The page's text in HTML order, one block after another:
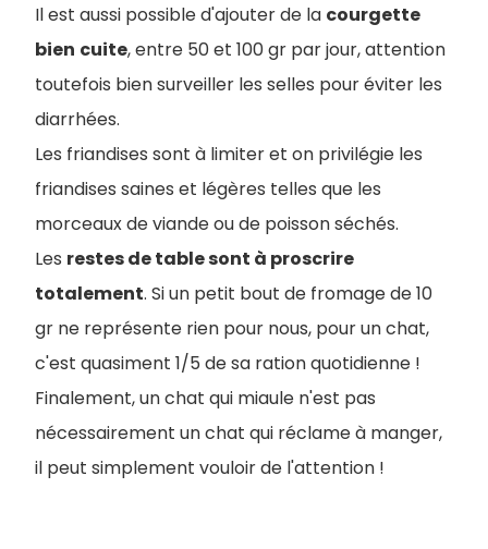
Il est aussi possible d'ajouter de la courgette
bien cuite, entre 50 et 100 gr par jour, attention
toutefois bien surveiller les selles pour éviter les
diarrhées.
Les friandises sont à limiter et on privilégie les
friandises saines et légères telles que les
morceaux de viande ou de poisson séchés.
Les restes de table sont à proscrire
totalement. Si un petit bout de fromage de 10
gr ne représente rien pour nous, pour un chat,
c'est quasiment 1/5 de sa ration quotidienne !
Finalement, un chat qui miaule n'est pas
nécessairement un chat qui réclame à manger,
il peut simplement vouloir de l'attention !